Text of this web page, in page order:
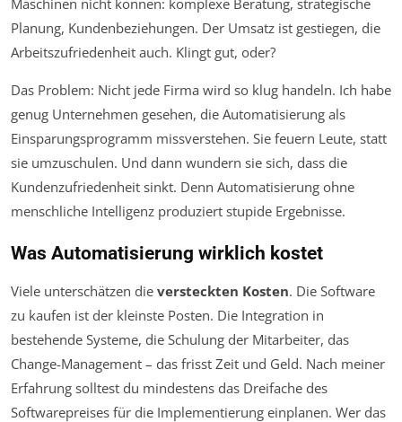
Planung, Kundenbeziehungen. Der Umsatz ist gestiegen, die
Arbeitszufriedenheit auch. Klingt gut, oder?
Das Problem: Nicht jede Firma wird so klug handeln. Ich habe
genug Unternehmen gesehen, die Automatisierung als
Einsparungsprogramm missverstehen. Sie feuern Leute, statt
sie umzuschulen. Und dann wundern sie sich, dass die
Kundenzufriedenheit sinkt. Denn Automatisierung ohne
menschliche Intelligenz produziert stupide Ergebnisse.
Was Automatisierung wirklich kostet
Viele unterschätzen die versteckten Kosten. Die Software
zu kaufen ist der kleinste Posten. Die Integration in
bestehende Systeme, die Schulung der Mitarbeiter, das
Change-Management – das frisst Zeit und Geld. Nach meiner
Erfahrung solltest du mindestens das Dreifache des
Softwarepreises für die Implementierung einplanen. Wer das